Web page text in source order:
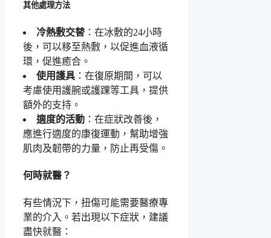
其他處理方法
冷熱敷交替 ：在冰敷的24小時
後，可以移至熱敷，以促進血液循
環，促進癒合。
使用護具 ：在復原期間，可以
考慮使用護腕或護踝等工具，提供
額外的支持。
適度的活動 ：在症狀改善後，
應進行適度的康復運動，幫助增強
肌肉及韌帶的力量，防止再受傷。
何時就醫？
有些情況下，扭傷可能需要醫療專
業的介入。若出現以下症狀，建議
盡快就醫：